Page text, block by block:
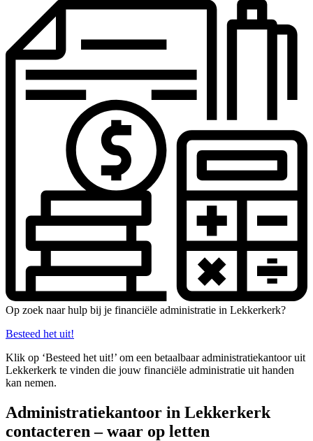
Op zoek naar hulp bij je financiële administratie in Lekkerkerk?
Besteed het uit!
Klik op ‘Besteed het uit!’ om een betaalbaar administratiekantoor uit
Lekkerkerk te vinden die jouw financiële administratie uit handen
kan nemen.
Administratiekantoor in Lekkerkerk
contacteren – waar op letten